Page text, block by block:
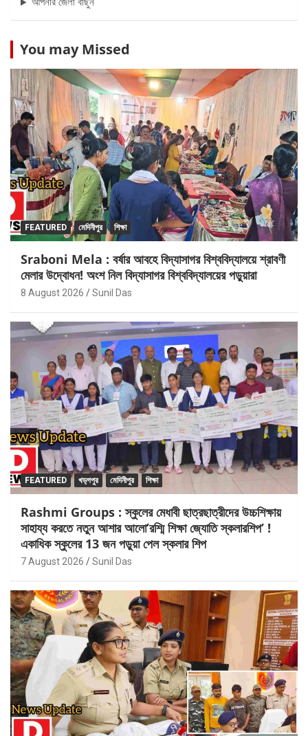
You may Missed
FEATURED মেদিনীপুর শিক্ষা
Sraboni Mela : বর্ষার আবহে বিদ্যাসাগর বিশ্ববিদ্যালয়ে শ্রাবণী
মেলার উদ্বোধন! অংশ নিল বিদ্যাসাগর বিশ্ববিদ্যালয়ের পড়ুয়ারা
8 August 2026 Sunil Das
FEATURED খড়্গপুর মেদিনীপুর শিক্ষা
Rashmi Groups : স্কুলের মেধাবী ছাত্রছাত্রীদের উচ্চশিক্ষায়
সাহায্য করতে নতুন আশার আলো’রশ্মি শিক্ষা জ্যোতি স্কলারশিপ’ !
একাধিক স্কুলের 13 জন পড়ুয়া পেল স্কলার শিপ
7 August 2026 Sunil Das